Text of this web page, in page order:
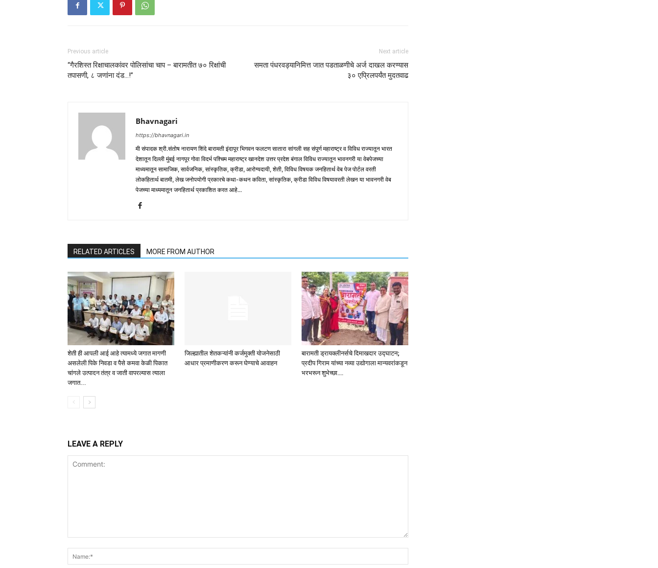
Previous article
“गैरशिस्त रिक्षाचालकांवर पोलिसांचा चाप – बारामतीत ७० रिक्षांची
तपासणी, ८ जणांना दंड…!”
Next article
समता पंधरवड्यानिमित्त जात पडताळणीचे अर्ज दाखल करण्यास
३० एप्रिलपर्यंत मुदतवाढ
Bhavnagari
https://bhavnagari.in
मी संपादक श्री.संतोष नारायण शिंदे बारामती इंदापूर भिगवन फलटण सातारा सांगली सह संपूर्ण महाराष्ट्र व विविध राज्यातून भारत
देशातून दिल्ली मुंबई नागपूर गोवा विदर्भ पश्चिम महाराष्ट्र खानदेश उत्तर प्रदेश बंगाल विविध राज्यातून भावनगरी या वेबपेजच्या
माध्यमातून सामाजिक, सार्वजनिक, सांस्कृतिक, क्रीडा, आरोग्यदायी, शेती, विविध विषयक जनहितार्थ वेब पेज पोर्टल वरती
लोकहितार्थ बातमी, लेख जनोपयोगी प्रकारचे कथा-कथन कविता, सांस्कृतिक, क्रीडा विविध विषयावरती लेखन या भावनगरी वेब
पेजच्या माध्यमातून जनहितार्थ प्रकाशित करत आहे...
RELATED ARTICLES MORE FROM AUTHOR
शेती ही आपली आई आहे त्यामध्ये जगात मागणी
असलेली पिके निवडा व पैसे कमवा केळी पिकात
चांगले उत्पादन तंत्र व जाती वापरल्यास त्याला
जगात...
जिल्ह्यातील शेतकऱ्यांनी कर्जमुक्ती योजनेसाठी
आधार प्रमाणीकरण करून घेण्याचे आवाहन
बारामती ड्रायक्लीनर्सचे दिमाखदार उद्घाटन;
प्रदीप गिराम यांच्या नव्या उद्योगाला मान्यवरांकडून
भरभरून शुभेच्छा….
LEAVE A REPLY